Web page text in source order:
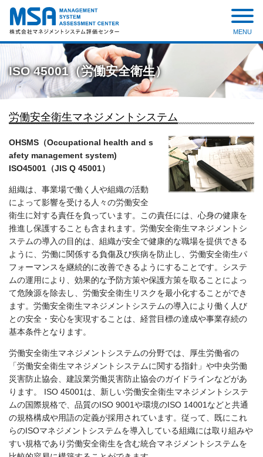
株式会社 マネジメントシステ
ム評価センター
MENU
ISO 45001（労働安全衛生）
労働安全衛生マネジメントシステム
OHSMS（Occupational health and s
afety management system)
ISO45001（JIS Q 45001）
組織は、事業場で働く人や組織の活動
によって影響を受ける人々の労働安全
衛生に対する責任を負っています。この責任には、心身の健康を
推進し保護することも含まれます。労働安全衛生マネジメントシ
ステムの導入の目的は、組織が安全で健康的な職場を提供できる
ように、労働に関係する負傷及び疾病を防止し、労働安全衛生パ
フォーマンスを継続的に改善できるようにすることです。システ
ムの運用により、効果的な予防方策や保護方策を取ることによっ
て危険源を除去し、労働安全衛生リスクを最小化することができ
ます。労働安全衛生マネジメントシステムの導入により働く人び
との安全・安心を実現することは、経営目標の達成や事業存続の
基本条件となります。
労働安全衛生マネジメントシステムの分野では、厚生労働省の
「労働安全衛生マネジメントシステムに関する指針」や中央労働
災害防止協会、建設業労働災害防止協会のガイドラインなどがあ
ります。 ISO 45001は、新しい労働安全衛生マネジメントシステ
ムの国際規格で、品質のISO 9001や環境のISO 14001などと共通
の規格構成や用語の定義が採用されています。従って、既にこれ
らのISOマネジメントシステムを導入している組織には取り組みや
すい規格であり労働安全衛生を含む統合マネジメントシステムを